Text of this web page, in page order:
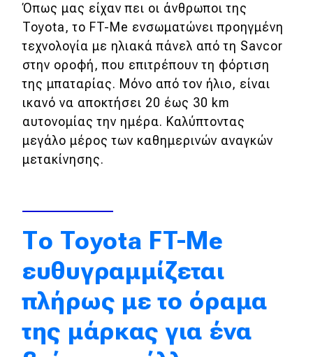
Ασφάλεια
Αγορά
Απόψεις
Test Drive
Δοκιμή
Αγώνες
Formula 1
WRC
Motorsport
Όπως μας είχαν πει οι άνθρωποι της
Toyota, το FT-Me ενσωματώνει προηγμένη
τεχνολογία με ηλιακά πάνελ από τη Savcor
στην οροφή, που επιτρέπουν τη φόρτιση
της μπαταρίας. Μόνο από τον ήλιο, είναι
ικανό να αποκτήσει 20 έως 30 km
αυτονομίας την ημέρα. Καλύπτοντας
μεγάλο μέρος των καθημερινών αναγκών
μετακίνησης.
Το Toyota FT-Me
ευθυγραμμίζεται
πλήρως με το όραμα
της μάρκας για ένα